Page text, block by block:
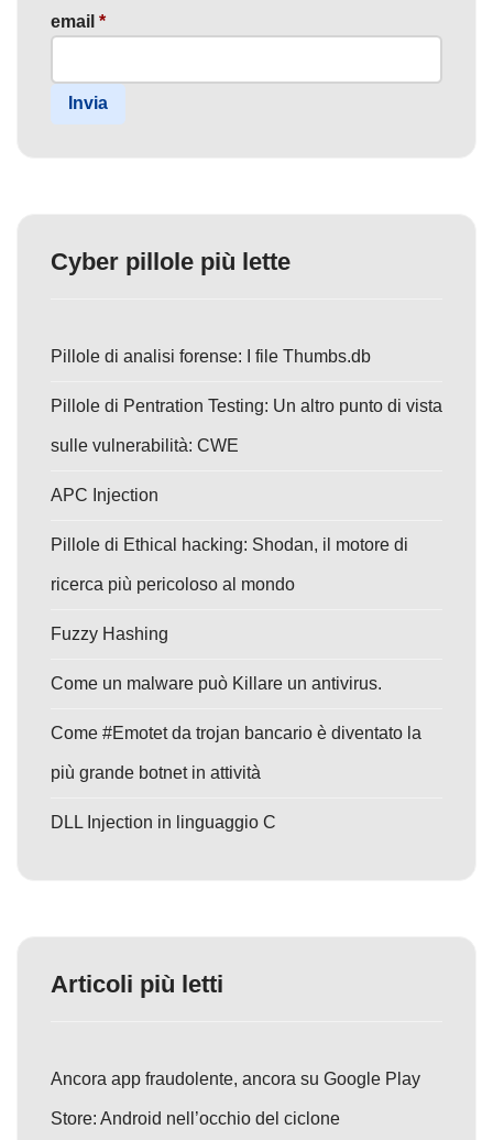
email *
Invia
Cyber pillole più lette
Pillole di analisi forense: I file Thumbs.db
Pillole di Pentration Testing: Un altro punto di vista
sulle vulnerabilità: CWE
APC Injection
Pillole di Ethical hacking: Shodan, il motore di
ricerca più pericoloso al mondo
Fuzzy Hashing
Come un malware può Killare un antivirus.
Come #Emotet da trojan bancario è diventato la
più grande botnet in attività
DLL Injection in linguaggio C
Articoli più letti
Ancora app fraudolente, ancora su Google Play
Store: Android nell’occhio del ciclone